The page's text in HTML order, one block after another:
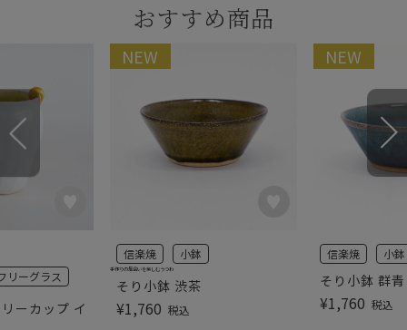
おすすめ商品
ーカップ イ
リーグラス
そり小鉢 渋茶
NEW
信楽焼 小鉢
¥1,760 税込
手作りの風合いを楽しむうつわ
そり小鉢 群青
NEW
信楽焼 小鉢
¥1,760 税込